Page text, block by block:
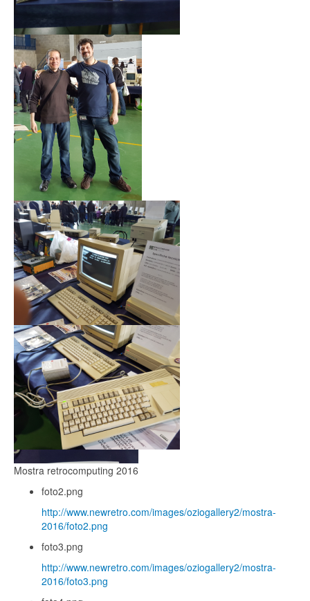
Mostra retrocomputing 2016
foto2.png
http://www.newretro.com/images/oziogallery2/mostra-
2016/foto2.png
foto3.png
http://www.newretro.com/images/oziogallery2/mostra-
2016/foto3.png